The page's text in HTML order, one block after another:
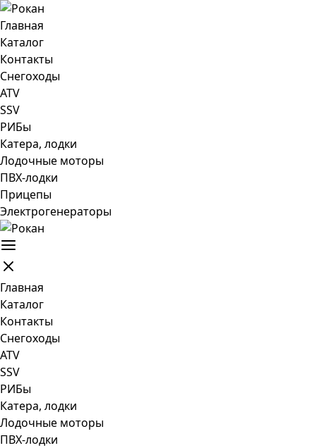
Главная
Каталог
Контакты
Снегоходы
ATV
SSV
РИБы
Катера, лодки
Лодочные моторы
ПВХ-лодки
Прицепы
Электрогенераторы
Главная
Каталог
Контакты
Снегоходы
ATV
SSV
РИБы
Катера, лодки
Лодочные моторы
ПВХ-лодки